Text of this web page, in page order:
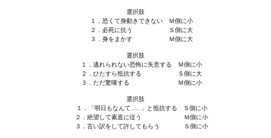
Quake III Arena Remaster Fan Edition
Star Trek Voyager Elite Force Remaster Fan Edition
Sacred Gold Remaster Fan Edition
Red Faction remaster Fan Edition
Aliens versus Predator 1 Remaster Fan Edition
選択肢
１．恐くて身動きできない Ｍ側に小
２．必死に抗う Ｓ側に大
３．身をまかす Ｍ側に大
選択肢
１．逃れられない恐怖に失意する Ｍ側に小
２．ひたすら抵抗する Ｓ側に大
３．ただ驚嘆する Ｍ側に小
選択肢
１．「明日もなんて……」と抵抗する Ｓ側に小
２．絶望して素直に従う Ｍ側に小
３．言い訳をして許してもらう Ｓ側に小